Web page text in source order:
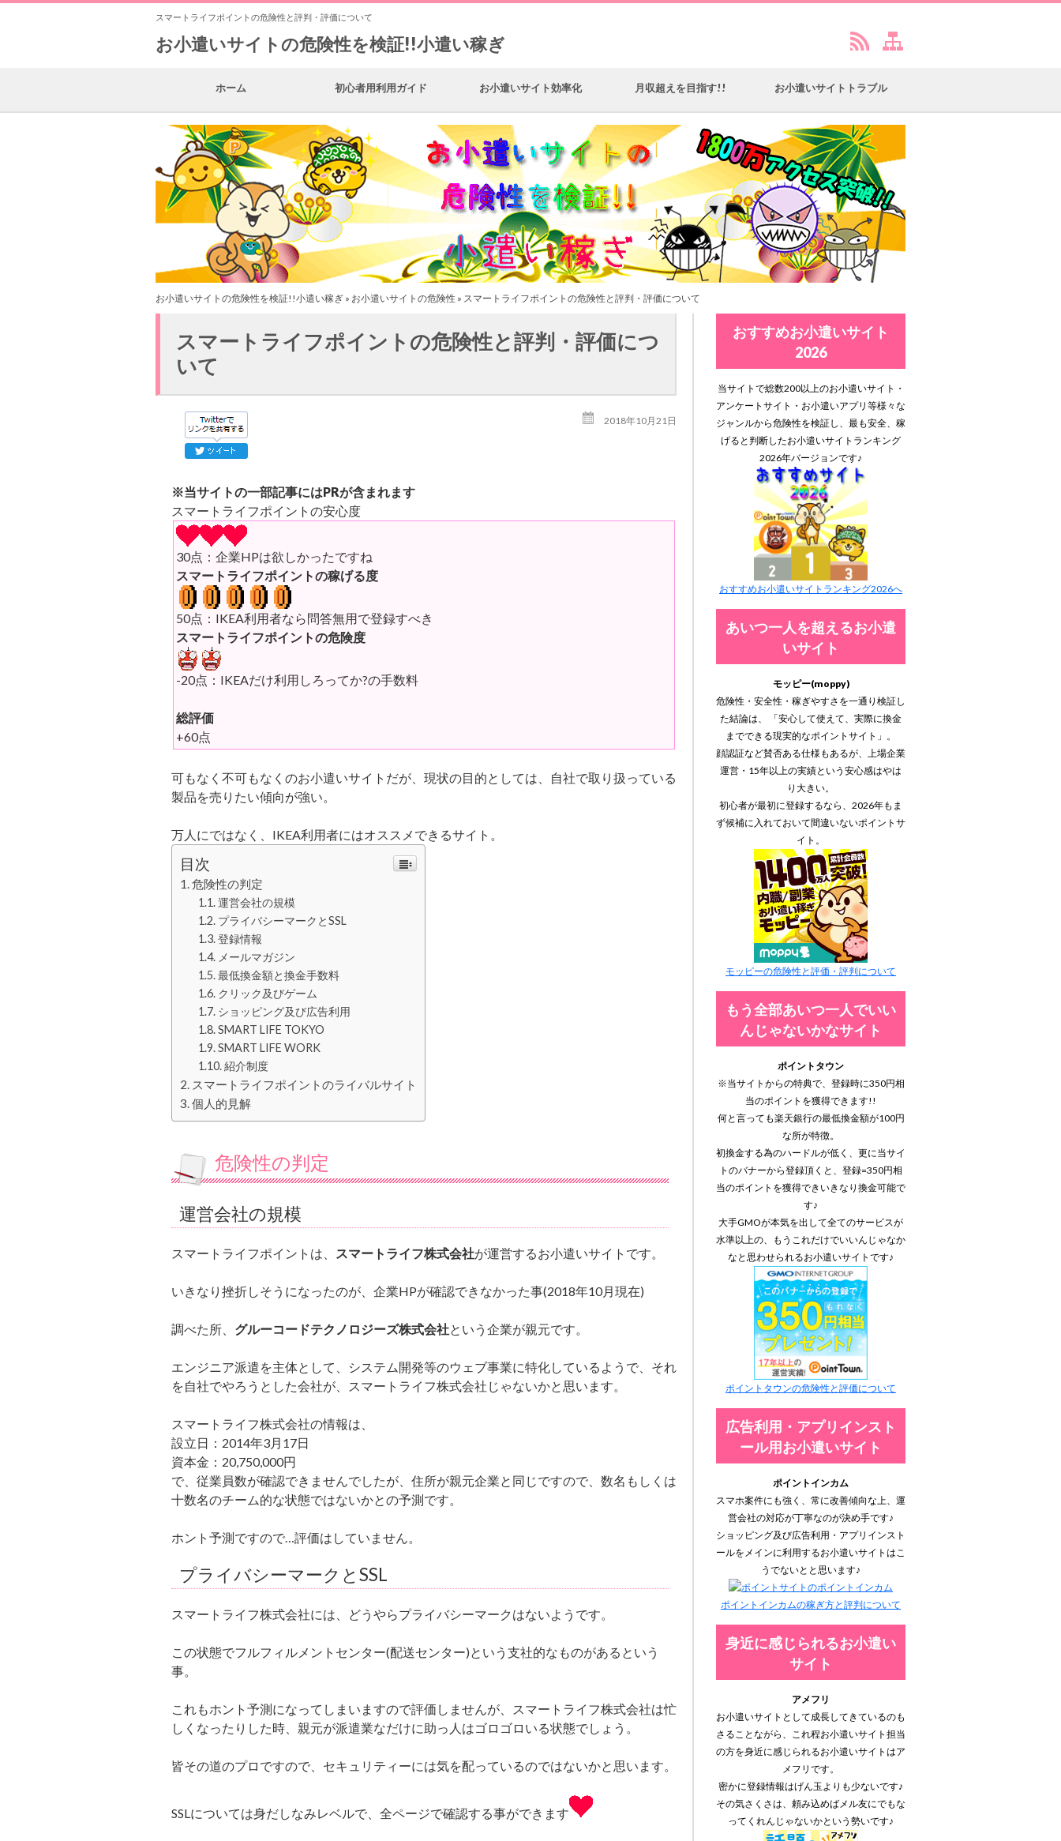
スマートライフポイントの危険性と評判・評価について
お小遣いサイトの危険性を検証!!小遣い稼ぎ
ホーム 初心者用利用ガイド お小遣いサイト効率化 月収超えを目指す!! お小遣いサイトトラブル
お小遣いサイトの危険性を検証!!小遣い稼ぎ » お小遣いサイトの危険性 » スマートライフポイントの危険性と評判・評価について
スマートライフポイントの危険性と評判・評価につ
いて
2018年10月21日
※当サイトの一部記事にはPRが含まれます
スマートライフポイントの安心度
30点：企業HPは欲しかったですね
スマートライフポイントの稼げる度
50点：IKEA利用者なら問答無用で登録すべき
スマートライフポイントの危険度
-20点：IKEAだけ利用しろってか?の手数料
総評価
+60点
可もなく不可もなくのお小遣いサイトだが、現状の目的としては、自社で取り扱っている
製品を売りたい傾向が強い。
万人にではなく、IKEA利用者にはオススメできるサイト。
目次
危険性の判定
運営会社の規模
プライバシーマークとSSL
登録情報
メールマガジン
最低換金額と換金手数料
クリック及びゲーム
ショッピング及び広告利用
SMART LIFE TOKYO
SMART LIFE WORK
紹介制度
スマートライフポイントのライバルサイト
個人的見解
危険性の判定
運営会社の規模
スマートライフポイントは、 スマートライフ株式会社が運営するお小遣いサイトです。
いきなり挫折しそうになったのが、企業HPが確認できなかった事(2018年10月現在)
調べた所、 グルーコードテクノロジーズ株式会社という企業が親元です。
エンジニア派遣を主体として、システム開発等のウェブ事業に特化しているようで、それ
を自社でやろうとした会社が、スマートライフ株式会社じゃないかと思います。
スマートライフ株式会社の情報は、
設立日：2014年3月17日
資本金：20,750,000円
で、従業員数が確認できませんでしたが、住所が親元企業と同じですので、数名もしくは
十数名のチーム的な状態ではないかとの予測です。
ホント予測ですので…評価はしていません。
プライバシーマークとSSL
スマートライフ株式会社には、どうやらプライバシーマークはないようです。
この状態でフルフィルメントセンター(配送センター)という支社的なものがあるという
事。
これもホント予測になってしまいますので評価しませんが、スマートライフ株式会社は忙
しくなったりした時、親元が派遣業なだけに助っ人はゴロゴロいる状態でしょう。
皆その道のプロですので、セキュリティーには気を配っているのではないかと思います。
SSLについては身だしなみレベルで、全ページで確認する事ができます
おすすめお小遣いサイト
2026
当サイトで総数200以上のお小遣いサイト・
アンケートサイト・お小遣いアプリ等様々な
ジャンルから危険性を検証し、最も安全、稼
げると判断したお小遣いサイトランキング
2026年バージョンです♪
おすすめお小遣いサイトランキング2026へ
あいつ一人を超えるお小遣
いサイト
モッピー(moppy)
危険性・安全性・稼ぎやすさを一通り検証し
た結論は、 「安心して使えて、実際に換金
までできる現実的なポイントサイト」。
顔認証など賛否ある仕様もあるが、上場企業
運営・15年以上の実績という安心感はやは
り大きい。
初心者が最初に登録するなら、2026年もま
ず候補に入れておいて間違いないポイントサ
イト。
モッピーの危険性と評価・評判について
もう全部あいつ一人でいい
んじゃないかなサイト
ポイントタウン
※当サイトからの特典で、登録時に350円相
当のポイントを獲得できます!!
何と言っても楽天銀行の最低換金額が100円
な所が特徴。
初換金する為のハードルが低く、更に当サイ
トのバナーから登録頂くと、登録=350円相
当のポイントを獲得できいきなり換金可能で
す♪
大手GMOが本気を出して全てのサービスが
水準以上の、もうこれだけでいいんじゃなか
なと思わせられるお小遣いサイトです♪
ポイントタウンの危険性と評価について
広告利用・アプリインスト
ール用お小遣いサイト
ポイントインカム
スマホ案件にも強く、常に改善傾向な上、運
営会社の対応が丁寧なのが決め手です♪
ショッピング及び広告利用・アプリインスト
ールをメインに利用するお小遣いサイトはこ
うでないとと思います♪
ポイントインカムの稼ぎ方と評判について
身近に感じられるお小遣い
サイト
アメフリ
お小遣いサイトとして成長してきているのも
さることながら、これ程お小遣いサイト担当
の方を身近に感じられるお小遣いサイトはア
メフリです。
密かに登録情報はげん玉よりも少ないです♪
その気さくさは、頼み込めばメル友にでもな
ってくれんじゃないかという勢いです♪